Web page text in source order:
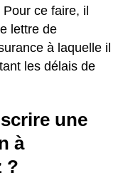
ce faire, il
lettre de
à laquelle il
les délais de
une
à
?